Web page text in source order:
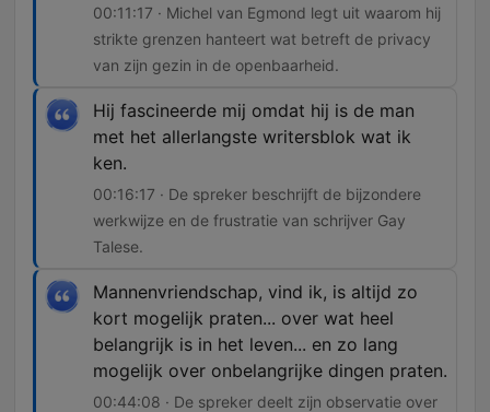
00:11:17 · Michel van Egmond legt uit waarom hij
strikte grenzen hanteert wat betreft de privacy
van zijn gezin in de openbaarheid.
Hij fascineerde mij omdat hij is de man
met het allerlangste writersblok wat ik
ken.
00:16:17 · De spreker beschrijft de bijzondere
werkwijze en de frustratie van schrijver Gay
Talese.
Mannenvriendschap, vind ik, is altijd zo
kort mogelijk praten... over wat heel
belangrijk is in het leven... en zo lang
mogelijk over onbelangrijke dingen praten.
00:44:08 · De spreker deelt zijn observatie over